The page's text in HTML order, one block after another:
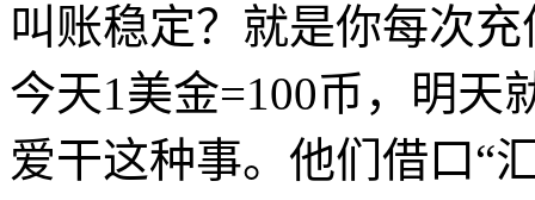
叫账稳定？就是你每次
今天1美金=100币，明天
爱干这种事。他们借口“